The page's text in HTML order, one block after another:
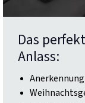
Das
Anlass: